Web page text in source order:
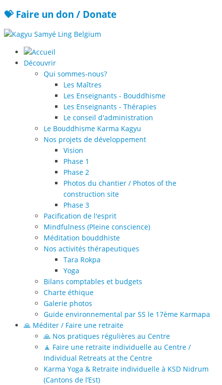
💝 Faire un don / Donate
Découvrir
Qui sommes-nous?
Les Maîtres
Les Enseignants - Bouddhisme
Les Enseignants - Thérapies
Le conseil d'administration
Le Bouddhisme Karma Kagyu
Nos projets de développement
Vision
Phase 1
Phase 2
Photos du chantier / Photos of the
construction site
Phase 3
Pacification de l'esprit
Mindfulness (Pleine conscience)
Méditation bouddhiste
Nos activités thérapeutiques
Tara Rokpa
Yoga
Bilans comptables et budgets
Charte éthique
Galerie photos
Guide environnemental par SS le 17ème Karmapa
🙏 Méditer / Faire une retraite
🙏 Nos pratiques régulières au Centre
🧘 Faire une retraite individuelle au Centre /
Individual Retreats at the Centre
Karma Yoga & Retraite individuelle à KSD Nidrum
(Cantons de l’Est)